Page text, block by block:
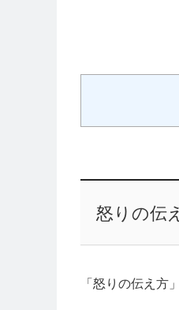
怒りの伝
「怒りの伝え方